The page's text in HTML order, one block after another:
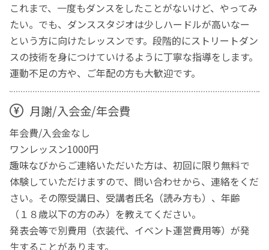
これまで、一度もダンスをしたことがないけど、やってみ
たい。でも、ダンススタジオは少しハードルが高いなー
という方に向けたレッスンです。段階的にストリートダン
スの技術を身につけていけるように丁寧な指導をします。
運動不足の方や、ご年配の方も大歓迎です。
月謝/入会金/年会費
年会費/入会金なし
ワンレッスン1000円
趣味なびからご連絡いただいた方は、初回に限り無料で
体験していただけますので、問い合わせから、連絡をくだ
さい。その際受講日、受講者氏名（読み方も）、年齢
（１８歳以下の方のみ）を教えてください。
発表会等で別費用（衣装代、イベント運営費用等）が発
生することがあります。